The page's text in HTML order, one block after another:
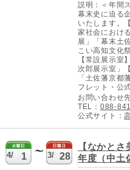
説明：＜年間
幕末史に迫る
いたします。
家社会におけ
展」「幕末土
こい高知文化
【常設展示室
次郎展示室」
「土佐藩京
フレット・公
お問い合わせ
TEL： 088-
公式サイト：
4/ 1 3/ 28
【なかと
年度（中土